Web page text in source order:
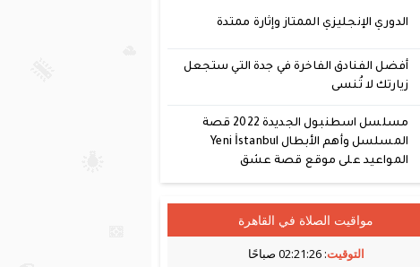
الدوري الإنجليزي الممتاز وإثارة ممتدة
أفضل الفنادق الفاخرة في جدة التي ستجعل
زيارتك لا تُنسى
مسلسل اسطنبول الجديدة 2022 قصة
المسلسل وأهم الأبطال Yeni İstanbul
المواعيد على موقع قصة عشق